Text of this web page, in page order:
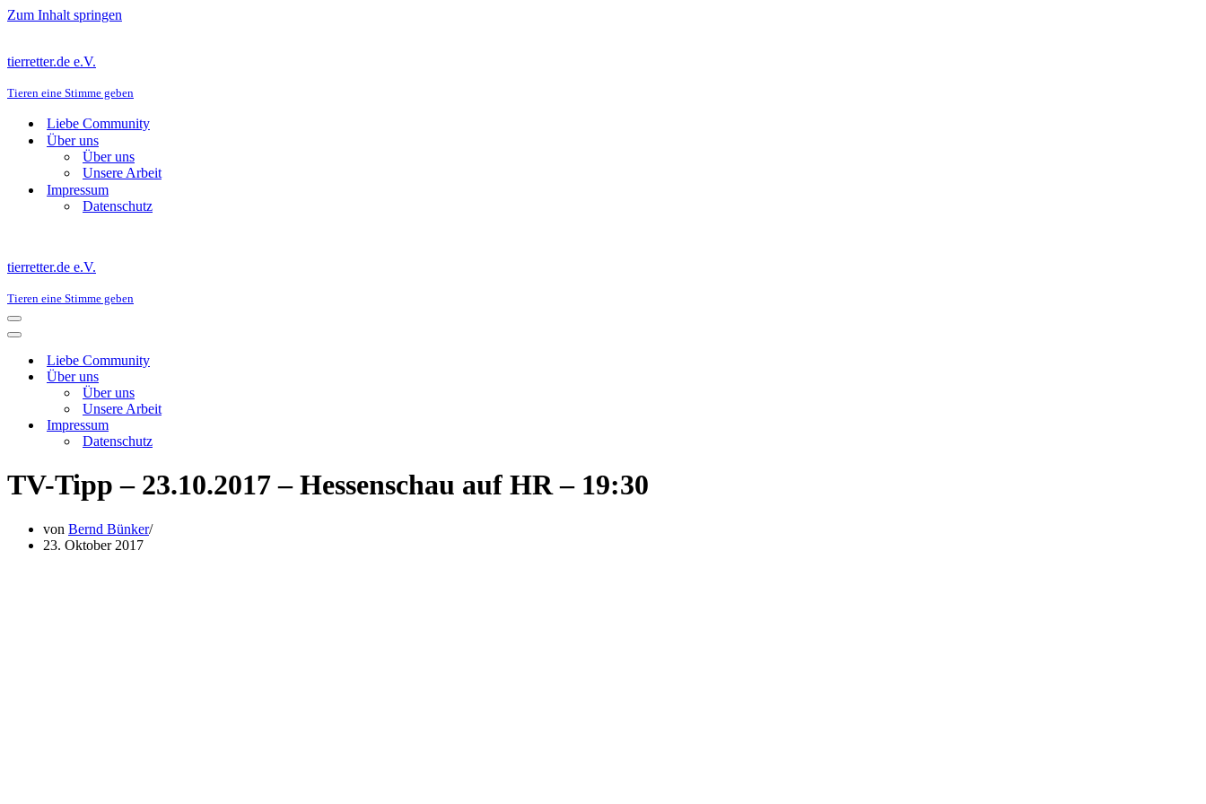
Zum Inhalt springen
tierretter.de e.V.
Tieren eine Stimme geben
Liebe Community
Über uns
Über uns
Unsere Arbeit
Impressum
Datenschutz
tierretter.de e.V.
Tieren eine Stimme geben
Navigations-
Menü
Navigations-
Liebe Community
Über uns
Über uns
Unsere Arbeit
Impressum
Datenschutz
TV-Tipp – 23.10.2017 – Hessenschau auf HR – 19:30
von Bernd Bünker
23. Oktober 2017